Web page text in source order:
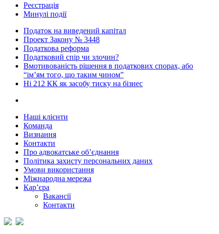
Реєстрація
Минулі події
Податок на виведений капітал
Проект Закону № 3448
Податкова реформа
Податковий спір чи злочин?
Вмотивованість рішення в податкових спорах, або
“ім’ям того, що таким чином”
Ні 212 КК як засобу тиску на бізнес
Наші клієнти
Команда
Визнання
Контакти
Про адвокатське об’єднання
Політика захисту персональних даних
Умови використання
Міжнародна мережа
Кар’єра
Вакансії
Контакти